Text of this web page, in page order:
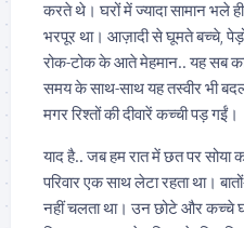
करते थे। घरों में ज्यादा सामान भले
भरपूर था। आज़ादी से घूमते बच्चे,
रोक-टोक के आते मेहमान.. यह सब
समय के साथ-साथ यह तस्वीर भी
मगर रिश्तों की दीवारें कच्ची पड़ गईं।
याद है.. जब हम रात में छत पर सोया
परिवार एक साथ लेटा रहता था।
नहीं चलता था। उन छोटे और कच्चे